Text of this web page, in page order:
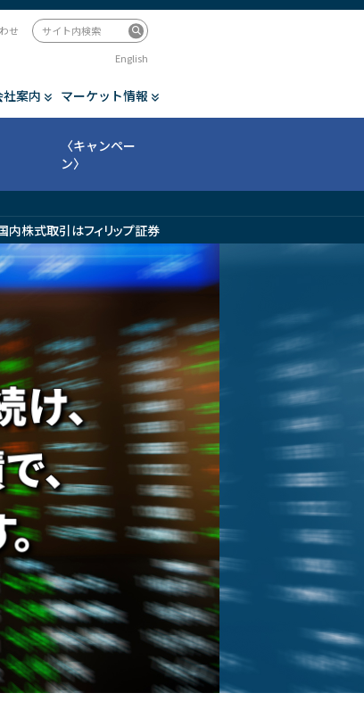
社案内 マーケット情報
せ
English
〈キャンペー
ン〉
株式取引はフィリップ証券